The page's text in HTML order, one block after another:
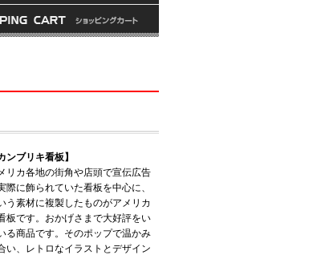
ンブリキ看板】
リカ各地の街角や店頭で宣伝広告
際に飾られていた看板を中心に、
う素材に複製したものがアメリカ
板です。おかげさまで大好評をい
る商品です。そのポップで温かみ
い、レトロなイラストとデザイン